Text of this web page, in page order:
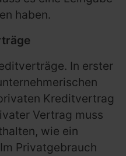
haben.
In erster
Kreditvertrag
Vertrag muss
wie ein
Privatgebrauch